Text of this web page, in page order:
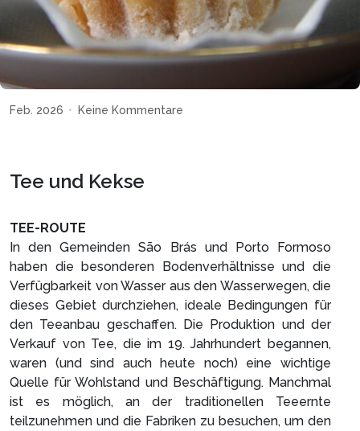
Feb. 2026 Keine Kommentare
Tee und Kekse
TEE-ROUTE
In den Gemeinden São Brás und Porto Formoso
haben die besonderen Bodenverhältnisse und die
Verfügbarkeit von Wasser aus den Wasserwegen, die
dieses Gebiet durchziehen, ideale Bedingungen für
den Teeanbau geschaffen. Die Produktion und der
Verkauf von Tee, die im 19. Jahrhundert begannen,
waren (und sind auch heute noch) eine wichtige
Quelle für Wohlstand und Beschäftigung. Manchmal
ist es möglich, an der traditionellen Teeernte
teilzunehmen und die Fabriken zu besuchen, um den